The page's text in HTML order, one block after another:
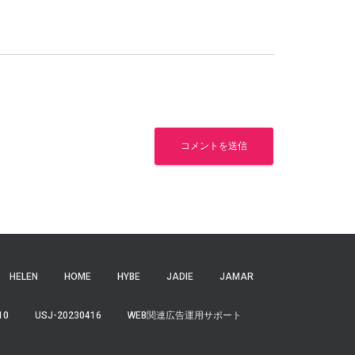
HELEN HOME HYBE JADIE JAMAR
USJ-20230416 WEB関連広告運用サポート